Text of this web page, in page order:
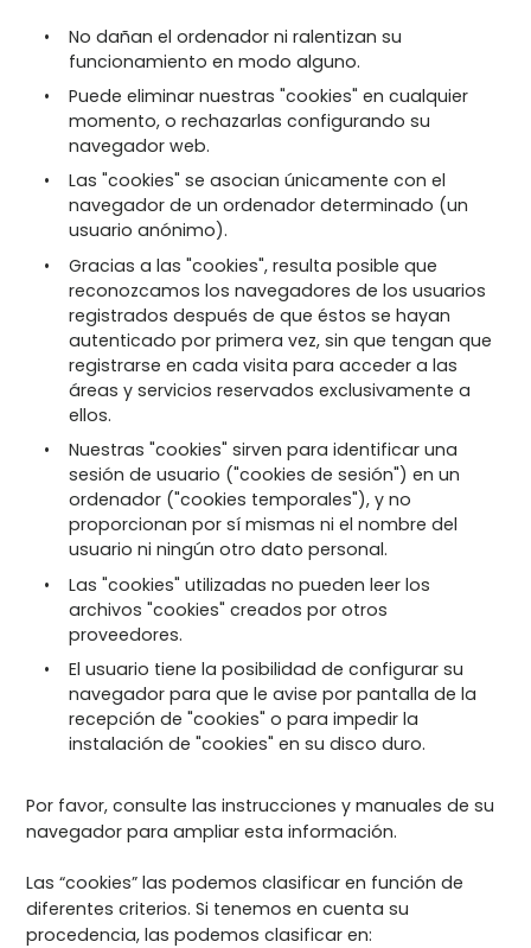
No dañan el ordenador ni ralentizan su
funcionamiento en modo alguno.
Puede eliminar nuestras "cookies" en cualquier
momento, o rechazarlas configurando su
navegador web.
Las "cookies" se asocian únicamente con el
navegador de un ordenador determinado (un
usuario anónimo).
Gracias a las "cookies", resulta posible que
reconozcamos los navegadores de los usuarios
registrados después de que éstos se hayan
autenticado por primera vez, sin que tengan que
registrarse en cada visita para acceder a las
áreas y servicios reservados exclusivamente a
ellos.
Nuestras "cookies" sirven para identificar una
sesión de usuario ("cookies de sesión") en un
ordenador ("cookies temporales"), y no
proporcionan por sí mismas ni el nombre del
usuario ni ningún otro dato personal.
Las "cookies" utilizadas no pueden leer los
archivos "cookies" creados por otros
proveedores.
El usuario tiene la posibilidad de configurar su
navegador para que le avise por pantalla de la
recepción de "cookies" o para impedir la
instalación de "cookies" en su disco duro.
Por favor, consulte las instrucciones y manuales de su
navegador para ampliar esta información.
Las “cookies” las podemos clasificar en función de
diferentes criterios. Si tenemos en cuenta su
procedencia, las podemos clasificar en: